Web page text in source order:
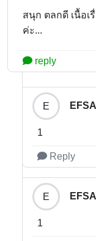
สนุก ตลกดี เนื้อเ
ค่ะ...
reply
E
1
Reply
E
1